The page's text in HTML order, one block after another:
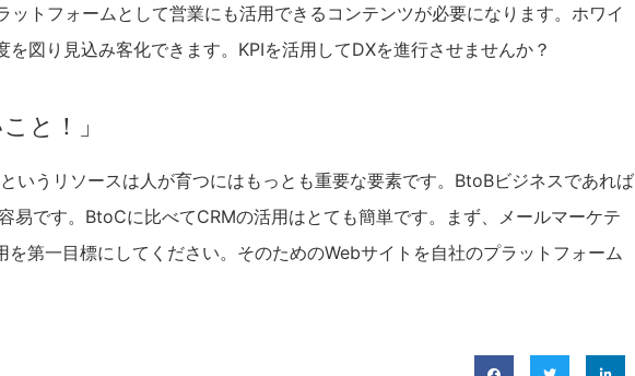
トフォームとして営業にも活用できるコンテンツが必要になります。ホワイ
図り見込み客化できます。KPIを活用してDXを進行させませんか？
と！」
いうリソースは人が育つにはもっとも重要な要素です。BtoBビジネスであれば
易です。BtoCに比べてCRMの活用はとても簡単です。まず、メールマーケテ
第一目標にしてください。そのためのWebサイトを自社のプラットフォーム